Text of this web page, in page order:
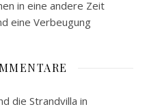
in eine andere Zeit
eine Verbeugung
die Strandvilla in